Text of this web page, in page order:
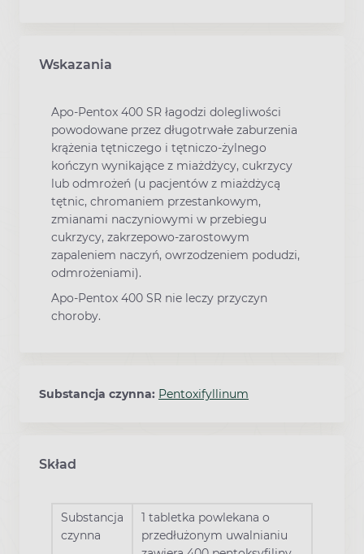
Wskazania
Apo-Pentox 400 SR łagodzi dolegliwości
powodowane przez długotrwałe zaburzenia
krążenia tętniczego i tętniczo-żylnego
kończyn wynikające z miażdżycy, cukrzycy
lub odmrożeń (u pacjentów z miażdżycą
tętnic, chromaniem przestankowym,
zmianami naczyniowymi w przebiegu
cukrzycy, zakrzepowo-zarostowym
zapaleniem naczyń, owrzodzeniem podudzi,
odmrożeniami).
Apo-Pentox 400 SR nie leczy przyczyn
choroby.
Substancja czynna: Pentoxifyllinum
Skład
Substancja
czynna
1 tabletka powlekana o
przedłużonym uwalnianiu